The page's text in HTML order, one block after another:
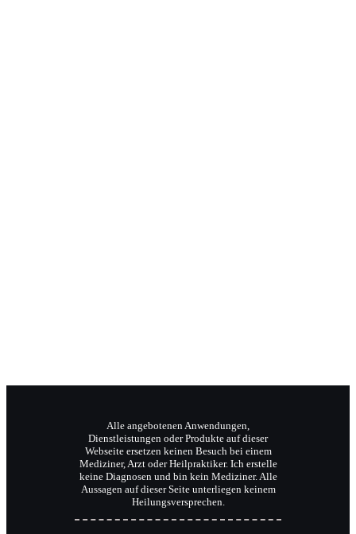
Alle angebotenen Anwendungen,
Dienstleistungen oder Produkte auf dieser
Webseite ersetzen keinen Besuch bei einem
Mediziner, Arzt oder Heilpraktiker. Ich erstelle
keine Diagnosen und bin kein Mediziner. Alle
Aussagen auf dieser Seite unterliegen keinem
Heilungsversprechen.